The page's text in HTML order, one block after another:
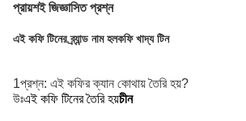
প্রায়শই জিজ্ঞাসিত প্রশ্ন
এই কফি টিনের ব্র্যান্ড নাম হলকফি খাদ্য টিন
1প্রশ্ন: এই কফির ক্যান কোথায় তৈরি হয়?
উঃএই কফি টিনের তৈরি হয়চীন